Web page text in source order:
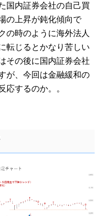
国内証券会社の自己買
の上昇が鈍化傾向で
の時のように海外法人
転じるとかなり苦しい
その後に国内証券会社
が、今回は金融緩和の
応するのか。。